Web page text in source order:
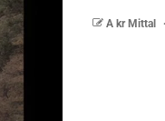
A kr Mittal